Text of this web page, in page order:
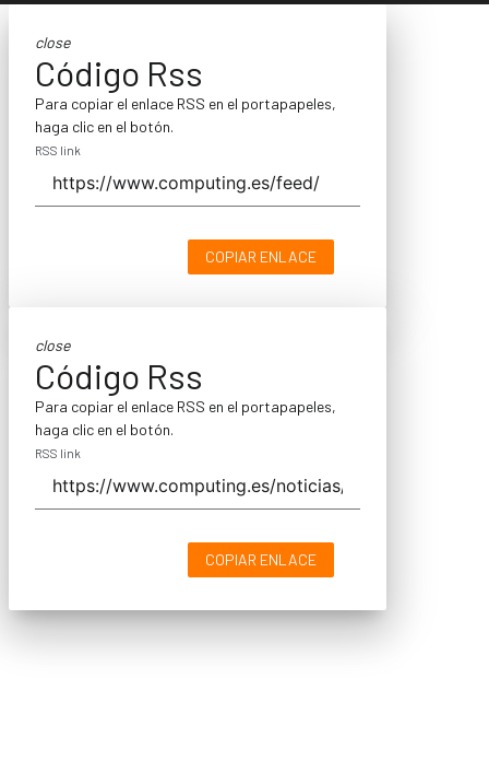
close
Código Rss
Para copiar el enlace RSS en el portapapeles,
haga clic en el botón.
RSS link
COPIAR ENLACE
close
Código Rss
Para copiar el enlace RSS en el portapapeles,
haga clic en el botón.
RSS link
COPIAR ENLACE